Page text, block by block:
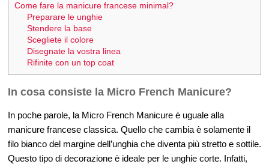
Come fare la manicure francese minimal?
Preparare le unghie
Stendere la base
Scegliete il colore
Disegnate la vostra linea
Rifinite con un top coat
In cosa consiste la Micro French Manicure?
In poche parole, la Micro French Manicure è uguale alla
manicure francese classica. Quello che cambia è solamente il
filo bianco del margine dell’unghia che diventa più stretto e sottile.
Questo tipo di decorazione è ideale per le unghie corte. Infatti,